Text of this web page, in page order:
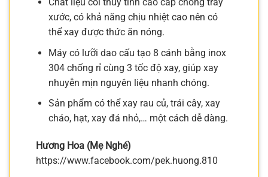
xước, có khả năng chịu nhiệt cao nên có
thể xay được thức ăn nóng.
Máy có lưỡi dao cấu tạo 8 cánh bằng inox
304 chống rỉ cùng 3 tốc độ xay, giúp xay
nhuyễn mịn nguyên liệu nhanh chóng.
Sản phẩm có thể xay rau củ, trái cây, xay
cháo, hạt, xay đá nhỏ,… một cách dễ dàng.
Hương Hoa (Mẹ Nghé)
https://www.facebook.com/pek.huong.810